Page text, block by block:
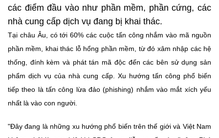
Vietnamese English
BỘ KHOA HỌC VÀ CÔNG NGHỆ
MINISTRY OF SCIENCE AND TECHNOLOGY
Điều khoản sử dụng Theo dõi MST:
Chịu trách nhiệm nội dung: Nguyễn Thị Hải Hằng
Giám đốc Trung tâm Truyền thông Khoa học và Công nghệ.
các điểm đầu vào như phần mềm, phần cứng, các
nhà cung cấp dịch vụ đang bị khai thác.
Tại châu Âu, có tới 60% các cuộc tấn công nhắm vào mã nguồn
phần mềm, khai thác lỗ hổng phần mềm, từ đó xâm nhập các hệ
thống, đính kèm và phát tán mã độc đến các bên sử dụng sản
phẩm dịch vụ của nhà cung cấp. Xu hướng tấn công phổ biến
tiếp theo là tấn công lừa đảo (phishing) nhắm vào mắt xích yếu
nhất là vào con người.
"Đây đang là những xu hướng phổ biến trên thế giới và Việt Nam